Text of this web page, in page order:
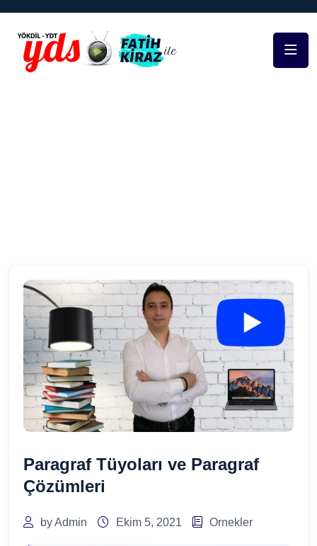
Paragraf Tüyoları ve Paragraf
Çözümleri
by Admin Ekim 5, 2021 Ornekler